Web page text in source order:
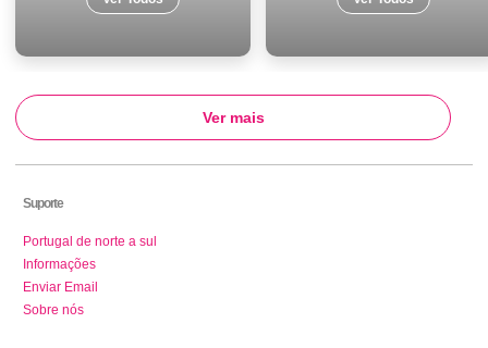
Ver mais
Suporte
Portugal de norte a sul
Informações
Enviar Email
Sobre nós